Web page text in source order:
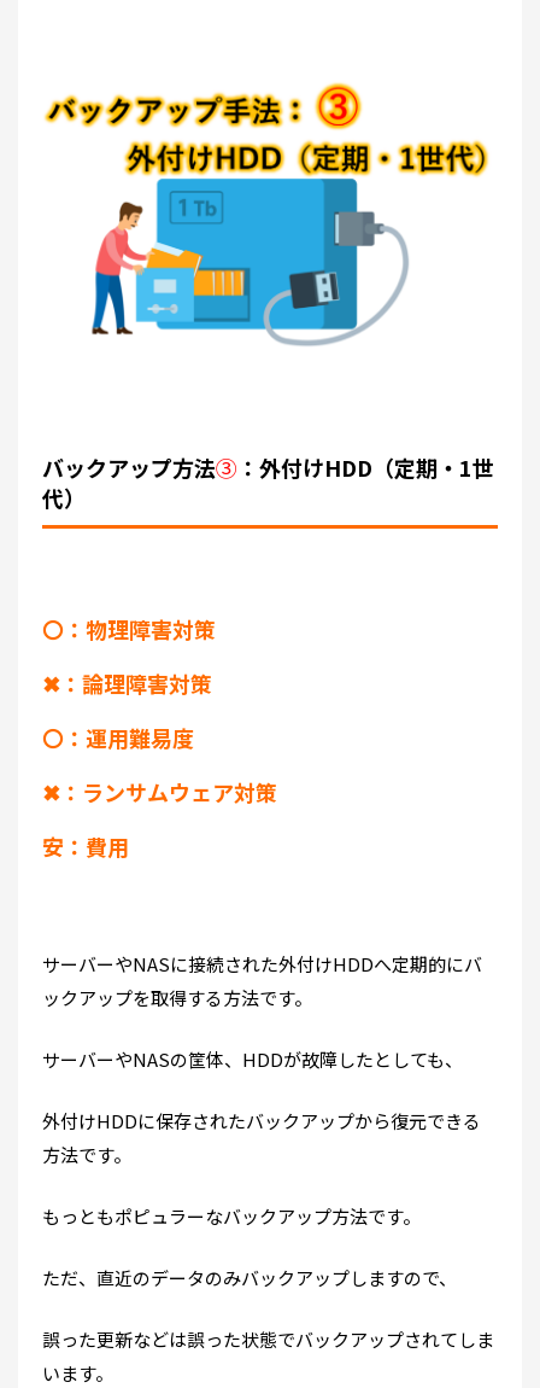
バックアップ方法③ ：外付けHDD（定期・1世
代）
〇：物理障害対策
✖：論理障害対策
〇：運用難易度
✖：ランサムウェア対策
安：費用
サーバーやNASに接続された外付けHDDへ定期的にバ
ックアップを取得する方法です。
サーバーやNASの筐体、HDDが故障したとしても、
外付けHDDに保存されたバックアップから復元できる
方法です。
もっともポピュラーなバックアップ方法です。
ただ、直近のデータのみバックアップしますので、
誤った更新などは誤った状態でバックアップされてしま
います。